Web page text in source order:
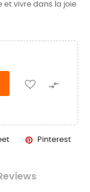
et vivre dans la joie

Pinterest